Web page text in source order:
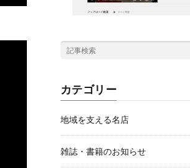
カテゴリー
地域を支える名店
雑誌・書籍のお知らせ